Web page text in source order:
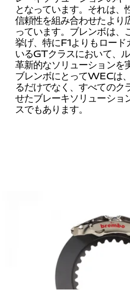
となっています。それは、
信頼性を組み合わせたより
っています。ブレンボは、
挙げ、特にF1よりもロード
いるGTクラスにおいて、
革新的なソリューションを
ブレンボにとってWECは
るだけでなく、すべてのク
せたブレーキソリューショ
スでもあります。